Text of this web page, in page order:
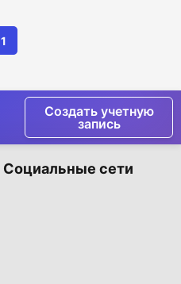
1
Создать учетную
запись
Социальные сети